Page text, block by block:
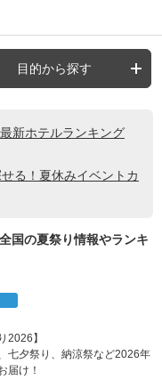
目的から探す
新ホテルランキング
る！夏休みイベントカ
国の夏祭り情報やランキ
2026】
七夕祭り、納涼祭など2026年
届け！